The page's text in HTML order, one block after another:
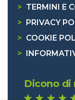
> TERMINI E
> PRIVACY
> COOKIE
>
Dicono di